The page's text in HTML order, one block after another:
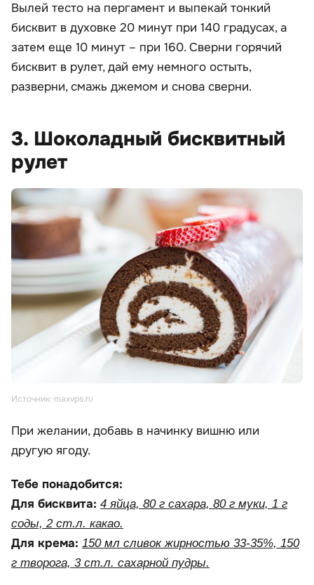
Вылей тесто на пергамент и выпекай тонкий
бисквит в духовке 20 минут при 140 градусах, а
затем еще 10 минут – при 160. Сверни горячий
бисквит в рулет, дай ему немного остыть,
разверни, смажь джемом и снова сверни.
3. Шоколадный бисквитный
рулет
Источник: maxvps.ru
При желании, добавь в начинку вишню или
другую ягоду.
Тебе понадобится:
Для бисквита: 4 яйца, 80 г сахара, 80 г муки, 1 г
соды, 2 ст.л. какао.
Для крема: 150 мл сливок жирностью 33-35%, 150
г творога, 3 ст.л. сахарной пудры.